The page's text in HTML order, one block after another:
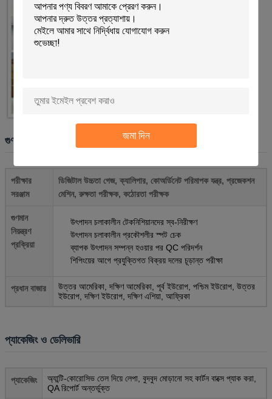
জমা দিন
গুণমান নিশ্চিতকরণ
পরীক্ষার
সরঞ্জাম
ডিজিটাল উচ্চতা গেজ, ক্যালিপার, কোঅর্ডিনেট পরিমাপক যন্ত্র, প্রজেকশন
মেশিন, রুক্ষতা পরীক্ষক, কঠোরতা পরীক্ষক
গুণমান
নিয়ন্ত্রণ
প্রক্রিয়া
উৎপাদন চলাকালীন টেকনিশিয়ানদের স্ব-নিরীক্ষণ
উৎপাদন চলাকালীন প্রকৌশলীর স্পট চেক
ব্যাপক উৎপাদন সম্পন্ন হওয়ার পর QC পরিদর্শন
শিপিংয়ের আগে প্রযুক্তিগত বিক্রয় দলের চূড়ান্ত পরীক্ষা
প্রধান বাজার
উত্তর আমেরিকা, দক্ষিণ আমেরিকা, পূর্ব ইউরোপ, পশ্চিম ইউরোপ, উত্তর
ইউরোপ, দক্ষিণ ইউরোপ, দক্ষিণ এশিয়া, আফ্রিকা
প্যাকেজিং ও ডেলিভারি
প্যাকেজিং
অ্যান্টি-কোরোসিভ তেল দিয়ে লেপা, বুদবুদ মোড়ানো সহ কার্টন বাক্সে প্যাক করা,
QA রিপোর্ট অন্তর্ভুক্ত